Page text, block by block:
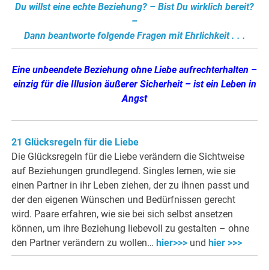
Du willst eine echte Beziehung? – Bist Du wirklich bereit?
–
Dann beantworte folgende Fragen mit Ehrlichkeit . . .
Eine unbeendete Beziehung ohne Liebe aufrechterhalten –
einzig für die Illusion äußerer Sicherheit – ist ein Leben in
Angst
21 Glücksregeln für die Liebe
Die Glücksregeln für die Liebe verändern die Sichtweise
auf Beziehungen grundlegend. Singles lernen, wie sie
einen Partner in ihr Leben ziehen, der zu ihnen passt und
der den eigenen Wünschen und Bedürfnissen gerecht
wird. Paare erfahren, wie sie bei sich selbst ansetzen
können, um ihre Beziehung liebevoll zu gestalten – ohne
den Partner verändern zu wollen… hier>>> und hier >>>